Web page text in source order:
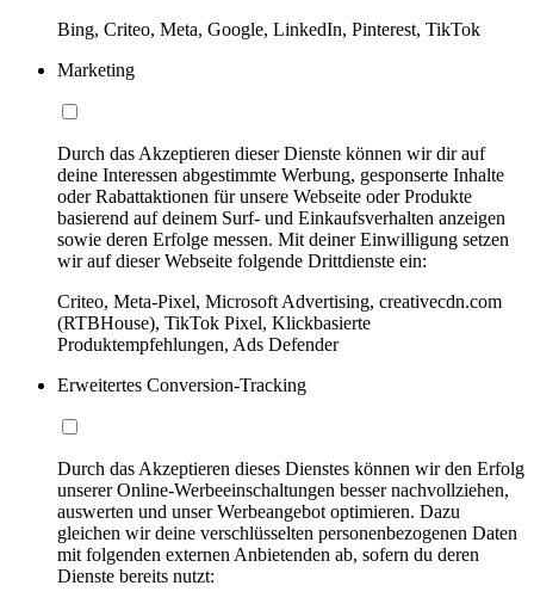
Bing, Criteo, Meta, Google, LinkedIn, Pinterest, TikTok
Marketing
Durch das Akzeptieren dieser Dienste können wir dir auf
deine Interessen abgestimmte Werbung, gesponserte Inhalte
oder Rabattaktionen für unsere Webseite oder Produkte
basierend auf deinem Surf- und Einkaufsverhalten anzeigen
sowie deren Erfolge messen. Mit deiner Einwilligung setzen
wir auf dieser Webseite folgende Drittdienste ein:
Criteo, Meta-Pixel, Microsoft Advertising, creativecdn.com
(RTBHouse), TikTok Pixel, Klickbasierte
Produktempfehlungen, Ads Defender
Erweitertes Conversion-Tracking
Durch das Akzeptieren dieses Dienstes können wir den Erfolg
unserer Online-Werbeeinschaltungen besser nachvollziehen,
auswerten und unser Werbeangebot optimieren. Dazu
gleichen wir deine verschlüsselten personenbezogenen Daten
mit folgenden externen Anbietenden ab, sofern du deren
Dienste bereits nutzt: